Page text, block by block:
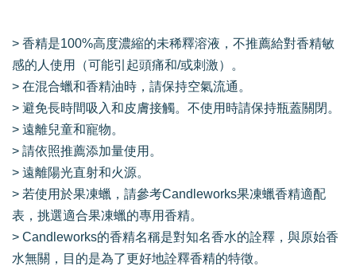
> 香精是100%高度濃縮的未稀釋溶液，不推薦給對香精敏
感的人使用（可能引起頭痛和/或刺激）。
> 在混合蠟和香精油時，請保持空氣流通。
> 避免長時間吸入和皮膚接觸。不使用時請保持瓶蓋關閉。
> 遠離兒童和寵物。
> 請依照推薦添加量使用。
> 遠離陽光直射和火源。
> 若使用於果凍蠟，請參考Candleworks果凍蠟香精適配
表，挑選適合果凍蠟的專用香精。
> Candleworks的香精名稱是對知名香水的詮釋，與原始香
水無關，目的是為了更好地詮釋香精的特徵。